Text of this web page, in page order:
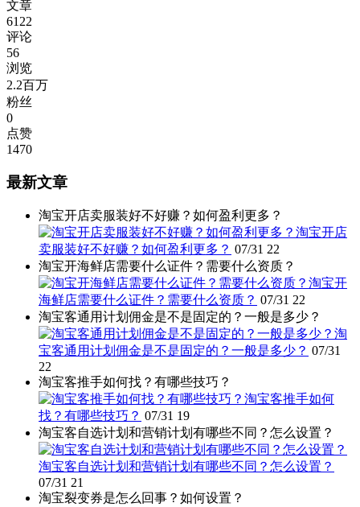
文章
6122
评论
56
浏览
2.2百万
粉丝
0
点赞
1470
最新文章
淘宝开店卖服装好不好赚？如何盈利更多？
淘宝开店
卖服装好不好赚？如何盈利更多？ 07/31 22
淘宝开海鲜店需要什么证件？需要什么资质？
淘宝开
海鲜店需要什么证件？需要什么资质？ 07/31 22
淘宝客通用计划佣金是不是固定的？一般是多少？
淘
宝客通用计划佣金是不是固定的？一般是多少？ 07/31
22
淘宝客推手如何找？有哪些技巧？
淘宝客推手如何
找？有哪些技巧？ 07/31 19
淘宝客自选计划和营销计划有哪些不同？怎么设置？
淘宝客自选计划和营销计划有哪些不同？怎么设置？
07/31 21
淘宝裂变券是怎么回事？如何设置？